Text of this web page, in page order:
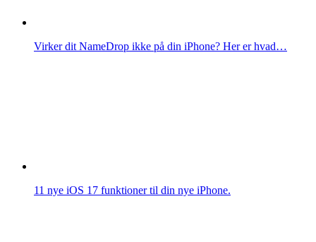
Virker dit NameDrop ikke på din iPhone? Her er hvad…
11 nye iOS 17 funktioner til din nye iPhone.